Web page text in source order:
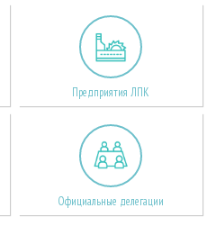
Предприятия ЛПК
Официальные делегации